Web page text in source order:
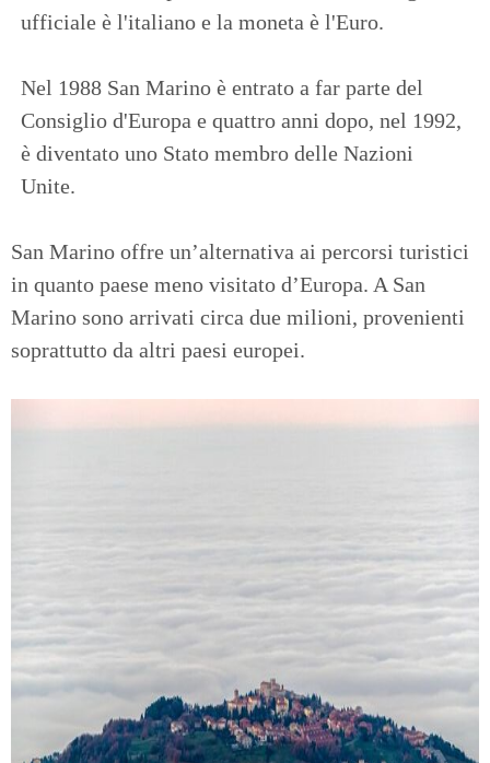
ufficiale è l'italiano e la moneta è l'Euro.
Nel 1988 San Marino è entrato a far parte del
Consiglio d'Europa e quattro anni dopo, nel 1992,
è diventato uno Stato membro delle Nazioni
Unite.
San Marino offre un’alternativa ai percorsi turistici
in quanto paese meno visitato d’Europa. A San
Marino sono arrivati ​​circa due milioni, provenienti
soprattutto da altri paesi europei.